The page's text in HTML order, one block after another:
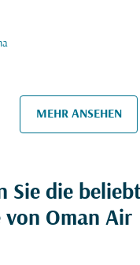
MEHR ANSEHEN
Sie die
von Oman Air